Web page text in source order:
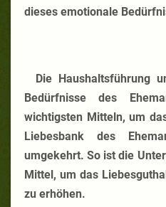
dieses emotionale
Die Haushaltsführung
Bedürfnisse des
wichtigsten Mitteln, um
Liebesbank des
umgekehrt. So ist die
Mittel, um das
zu erhöhen.